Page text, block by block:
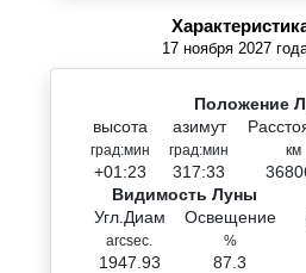
17 ноября 2027
Положение
высота
град:мин
+01:23
азимут
град:мин
317:33
км
Видимость Луны
Угл.Диам
arcsec.
1947.93
Освещение
%
87.3